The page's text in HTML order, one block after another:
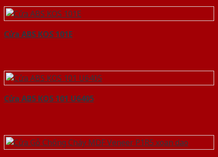
Cửa ABS KOS 101E
Cửa ABS KOS 101 U6405